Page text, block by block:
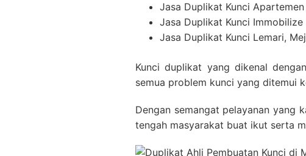
Jasa Duplikat Kunci Apartemen
Jasa Duplikat Kunci Immobilize
Jasa Duplikat Kunci Lemari,
Kunci duplikat yang dikenal
semua problem kunci yang ditemui
Dengan semangat pelayanan yang
tengah masyarakat buat ikut serta